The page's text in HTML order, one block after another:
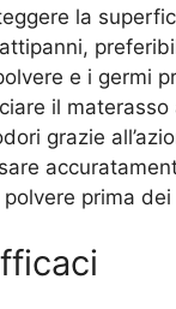
la
e i germi
il
grazie
prima